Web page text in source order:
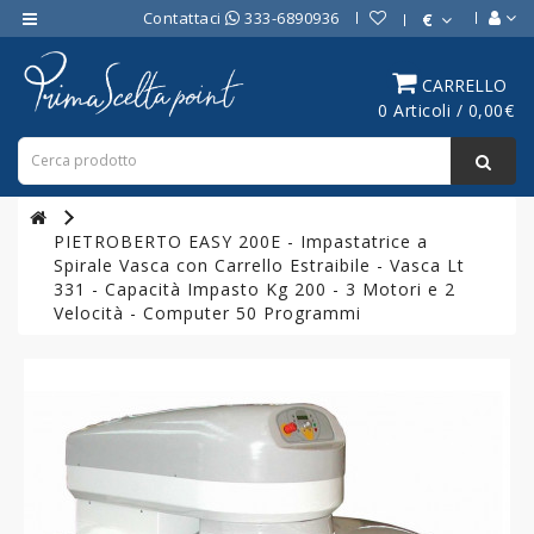
Contattaci 333-6890936 €
CARRELLO
0 Articoli / 0,00€
Category
ATTREZZATURE
BAR
ATTREZZATURE
PROFESSIONALI
CUCINA
FORNI
PROFESSIONALI
PIETROBERTO EASY 200E - Impastatrice a
Spirale Vasca con Carrello Estraibile - Vasca Lt
331 - Capacità Impasto Kg 200 - 3 Motori e 2
Velocità - Computer 50 Programmi